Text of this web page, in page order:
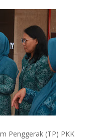
Penggerak (TP) PKK